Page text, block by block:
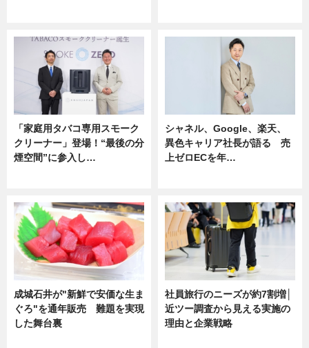
「家庭用タバコ専用スモーク
クリーナー」登場！“最後の分
煙空間”に参入し…
シャネル、Google、楽天、
異色キャリア社長が語る 売
上ゼロECを年…
成城石井が"新鮮で安価な生ま
ぐろ"を通年販売 難題を実現
した舞台裏
社員旅行のニーズが約7割増│
近ツー調査から見える実施の
理由と企業戦略